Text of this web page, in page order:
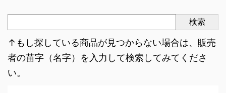
検索
↑もし探している商品が見つからない場合は、販売
者の苗字（名字）を入力して検索してみてくださ
い。